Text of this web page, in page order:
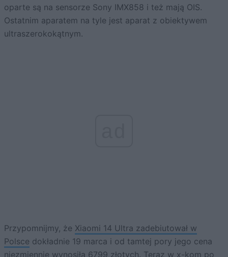
oparte są na sensorze Sony IMX858 i też mają OIS.
Ostatnim aparatem na tyle jest aparat z obiektywem
ultraszerokokątnym.
Przypomnijmy, że Xiaomi 14 Ultra zadebiutował w
Polsce dokładnie 19 marca i od tamtej pory jego cena
niezmiennie wynosiła 6799 złotych. Teraz w x-kom po